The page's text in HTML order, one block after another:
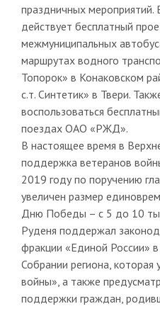
праздничных
действует бесплатный
межмуниципальных
маршрутах водного
Топорок» в Конаковском
с.т. Синтетик» в Твери.
воспользоваться
поездах ОАО «РЖД».
В настоящее время в
поддержка ветеранов
2019 году по поручению
увеличен размер
Дню Победы – с 5 до 10
Руденя поддержал
фракции «Единой России»
Собрании региона, которая
войны», а также
поддержки граждан,